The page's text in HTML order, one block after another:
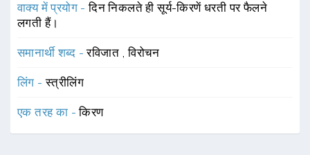
वाक्य में प्रयोग -दिन निकलते ही सूर्य-किरणें धरती पर फैलने
लगती हैं।
समानार्थी शब्द -रविजात ,विरोचन
लिंग -स्त्रीलिंग
एक तरह का -किरण